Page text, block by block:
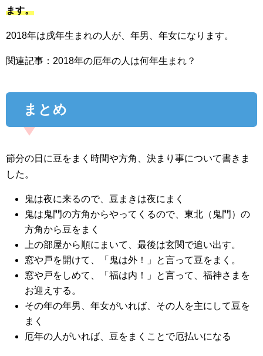
ます。
2018年は戌年生まれの人が、年男、年女になります。
関連記事：2018年の厄年の人は何年生まれ？
まとめ
節分の日に豆をまく時間や方角、決まり事について書きま
した。
鬼は夜に来るので、豆まきは夜にまく
鬼は鬼門の方角からやってくるので、東北（鬼門）の
方角から豆をまく
上の部屋から順にまいて、最後は玄関で追い出す。
窓や戸を開けて、「鬼は外！」と言って豆をまく。
窓や戸をしめて、「福は内！」と言って、福神さまを
お迎えする。
その年の年男、年女がいれば、その人を主にして豆を
まく
厄年の人がいれば、豆をまくことで厄払いになる